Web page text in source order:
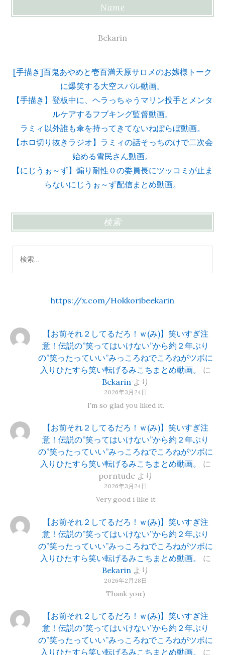
Name
Bekarin
[手描き]百鬼あやめと壱百満天原サロメのお嬢様トーク
に爆笑する大空スバル動画。
【手描き】登板中に、ヘラっちゃうマリン投手とメンタ
ルケアするフブキング監督動画。
ラミィ以外誰も傘を持ってきてないねぽらぼ動画。
【ホロ切り抜きラジオ】ラミィの話そっちのけで二次会
始める雪民さん動画。
【にじうぉ～ず】煽り耐性０の委員長にツッコミが止ま
らないにじうぉ～ず配信まとめ動画。
検索
索:
https://x.com/Hokkoribeekarin
【お前それ２してるだろ！ｗ(み)】笑いすぎ注
意！伝説の”笑ってはいけない”から約２年ぶり
の”笑ったっていい”みっころねでころねがツボに
入りひたすら笑い転げるみこちまとめ動画。
に
Bekarin より
2026年3月24日
I'm so glad you liked it.
【お前それ２してるだろ！ｗ(み)】笑いすぎ注
意！伝説の”笑ってはいけない”から約２年ぶり
の”笑ったっていい”みっころねでころねがツボに
入りひたすら笑い転げるみこちまとめ動画。
に
porntudeより
2026年3月24日
Very good i like it
【お前それ２してるだろ！ｗ(み)】笑いすぎ注
意！伝説の”笑ってはいけない”から約２年ぶり
の”笑ったっていい”みっころねでころねがツボに
入りひたすら笑い転げるみこちまとめ動画。
に
Bekarin より
2026年2月28日
Thank you:)
【お前それ２してるだろ！ｗ(み)】笑いすぎ注
意！伝説の”笑ってはいけない”から約２年ぶり
の”笑ったっていい”みっころねでころねがツボに
入りひたすら笑い転げるみこちまとめ動画。
に